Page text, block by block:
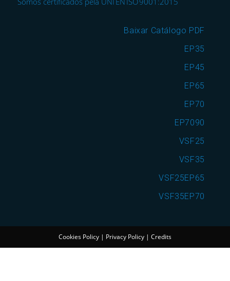
Baixar Catálogo PDF
EP35
EP45
EP65
EP70
EP7090
VSF25
VSF35
VSF25EP65
VSF35EP70
Cookies Policy | Privacy Policy | Credits